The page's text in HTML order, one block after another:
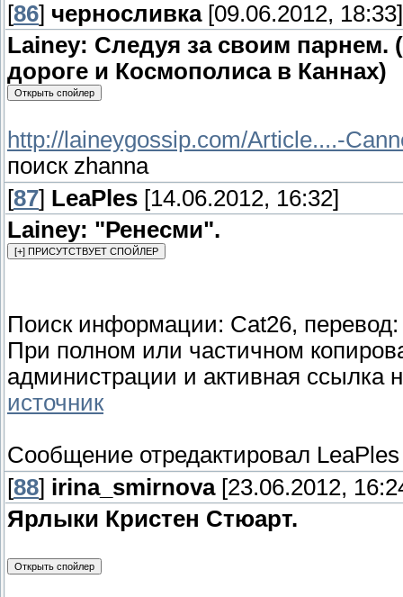
[86] черносливка[09.06.2012, 18:33]
Lainey: Следуя за своим
дороге и Космополиса в Каннах)
http://laineygossip.com/Article....-
поиск zhanna
[87] LeaPles [14.06.2012, 16:32]
Lainey: "Ренесми".
Поиск информации: Cat26,
При полном или частичном
администрации и активная ссылка
источник
Сообщение отредактировал LeaPles
[88] irina_smirnova[23.06.2012,
Ярлыки Кристен Стюарт.